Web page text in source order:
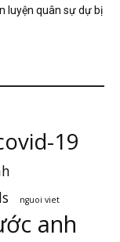
luyện quân sự dự bị
19
nguoi viet
anh